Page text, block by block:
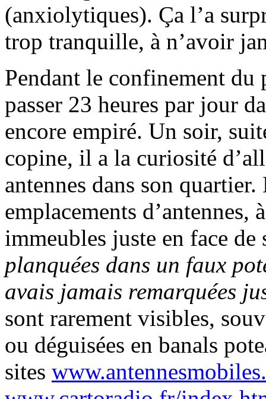
(anxiolytiques). Ça l’a
trop tranquille, à n’avoir
Pendant le confinement du
passer 23 heures par jour
encore empiré. Un soir,
copine, il a la curiosité
antennes dans son
emplacements
immeubles juste en face
planquées dans un faux
avais jamais remarquées
sont rarement visibles,
ou déguisées en banals
sites